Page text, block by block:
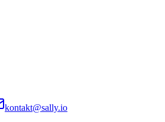
kontakt@sally.io